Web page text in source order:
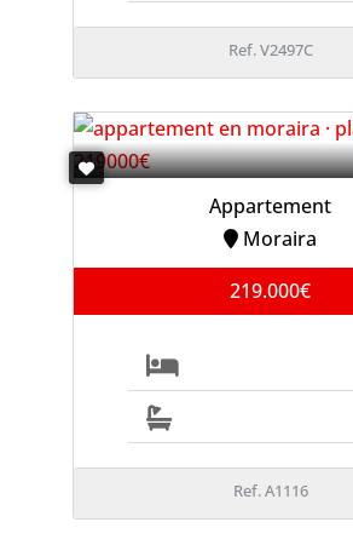
Ref. V2497C
Appartement
Moraira
219.000€
Ref. A1116